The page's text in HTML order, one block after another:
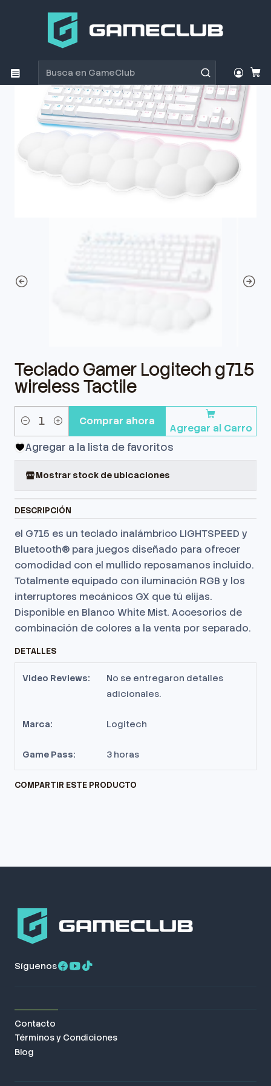
Productos
Teclado Gamer Logitech g715 wireless Tactile
Teclado Gamer Logitech g715
wireless Tactile
Cantidad Agregar al Carro
Comprar ahora
Agregar a la lista de favoritos
Mostrar stock de ubicaciones
DESCRIPCIÓN
el G715 es un teclado inalámbrico LIGHTSPEED y
Bluetooth® para juegos diseñado para ofrecer
comodidad con el mullido reposamanos incluido.
Totalmente equipado con iluminación RGB y los
interruptores mecánicos GX que tú elijas.
Disponible en Blanco White Mist. Accesorios de
combinación de colores a la venta por separado.
DETALLES
Video Reviews:
No se entregaron detalles
adicionales.
Marca: Logitech
Game Pass: 3 horas
COMPARTIR ESTE PRODUCTO
Síguenos
Contacto
Términos y Condiciones
Blog